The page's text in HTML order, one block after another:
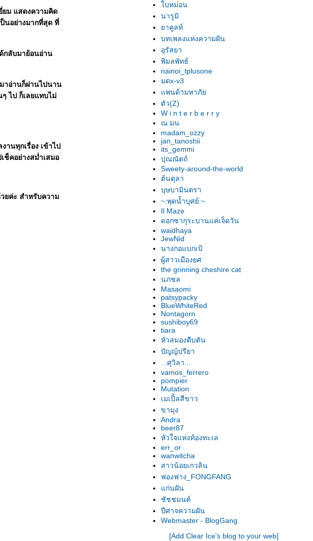
ยม แสดงความคิด
นอย่างมากที่สุด ที่
กลับมาย้อนอ่าน
าอ่านก็ผ่านไปนาน
ไป ก็เลยแทบไม่
านทุกเรื่อง เข้าไป
ช็คอย่างสม่ำเสมอ
ยค่ะ สำหรับความ
บหม่อน
นารูมิ
าคูลท์
บทเพลงแห่งความฝัน
อุรัสยา
พิมลพัทธ์
nainoi_tplusone
มดx-v3
พนด้ามหาภั
ตัว(Z)
W i n t e r b e r r y
ณ มน
madam_ozzy
jan_tanoshii
its_gemmi
ปุณณัตถ์
Sweety-around-the-world
ต้นตุลา
บุษบามินตรา
~:พุดน้ำบุศย์:~
Il Maze
ดอกซากุระบานแค่เจ็ดวัน
waidhaya
JewNid
นางกอแบกเป้
ผู้สาวเมืองยศ
the grinning cheshire cat
นภชล
Masaomi
patsypacky
BlueWhiteRed
Nontagorn
sushiboy69
tiara
หัวสมองตีบตัน
ปัญญ์ปรียา
...ศุวิลา...
vamos_ferrero
pompier
Mutation
เมเปิ้ลสีขาว
ขามุง
Andra
beer87
หัวใจแห่งท้องทะเล
err_or
wanwitcha
สาวน้อยเกวลิน
ฟองฟาง_FONGFANG
ก่นฝัน
ชัชชมนต์
ปีศาจความฝัน
Webmaster - BlogGang
[Add Clear Ice's blog to your web]